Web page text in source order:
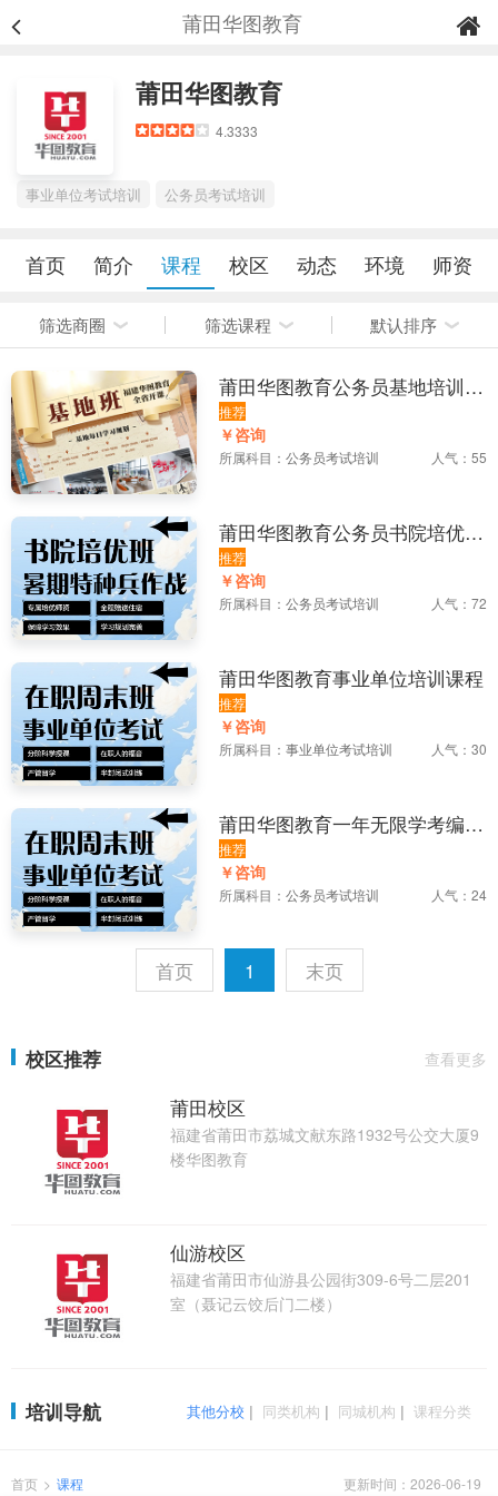
莆田华图教育
莆田华图教育
4.3333
事业单位考试培训 公务员考试培训
首页 简介 课程 校区 动态 环境 师资
筛选商圈 筛选课程 默认排序
莆田华图教育公务员基地培训课
程
推荐
￥咨询
所属科目： 公务员考试培训 人气：55
莆田华图教育公务员书院培优课
程
推荐
￥咨询
所属科目： 公务员考试培训 人气：72
莆田华图教育事业单位培训课程
推荐
￥咨询
所属科目： 事业单位考试培训 人气：30
莆田华图教育一年无限学考编课
程
推荐
￥咨询
所属科目： 公务员考试培训 人气：24
首页 1 末页
校区推荐 查看更多
莆田校区
福建省莆田市荔城文献东路1932号公交大厦9
楼华图教育
仙游校区
福建省莆田市仙游县公园街309-6号二层201
室（聂记云饺后门二楼）
其他分校 | 同类机构 | 同城机构 | 课程分类
培训导航
首页 > 课程 更新时间：2026-06-19